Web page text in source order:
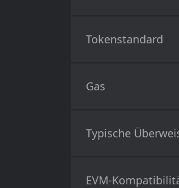
Tokenstandard
Gas
Typische
EVM-